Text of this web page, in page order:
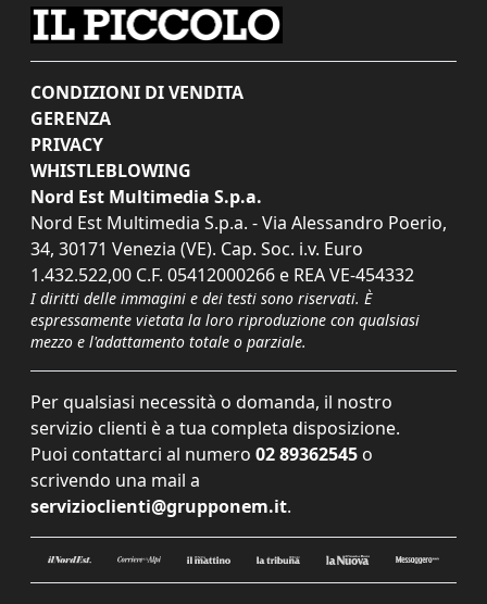
CONDIZIONI DI VENDITA
GERENZA
PRIVACY
WHISTLEBLOWING
Nord Est Multimedia S.p.a.
Nord Est Multimedia S.p.a. - Via Alessandro Poerio,
34, 30171 Venezia (VE). Cap. Soc. i.v. Euro
1.432.522,00 C.F. 05412000266 e REA VE-454332
I diritti delle immagini e dei testi sono riservati. È
espressamente vietata la loro riproduzione con qualsiasi
mezzo e l'adattamento totale o parziale.
Per qualsiasi necessità o domanda, il nostro
servizio clienti è a tua completa disposizione.
Puoi contattarci al numero 02 89362545 o
scrivendo una mail a
servizioclienti@grupponem.it.